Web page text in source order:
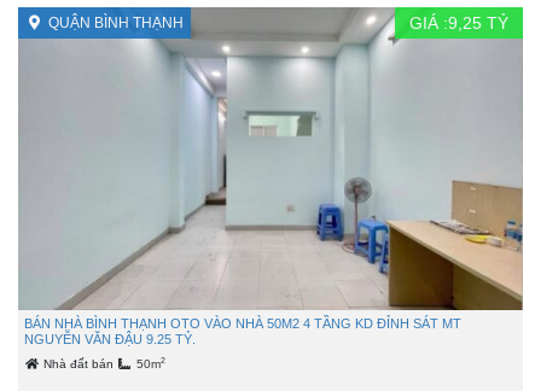
QUẬN BÌNH THẠNH GIÁ :9,25 TỶ
BÁN NHÀ BÌNH THẠNH OTO VÀO NHÀ 50M2 4 TẦNG KD ĐỈNH SÁT MT
NGUYỄN VĂN ĐẬU 9.25 TỶ.
Nhà đất bán 50m2